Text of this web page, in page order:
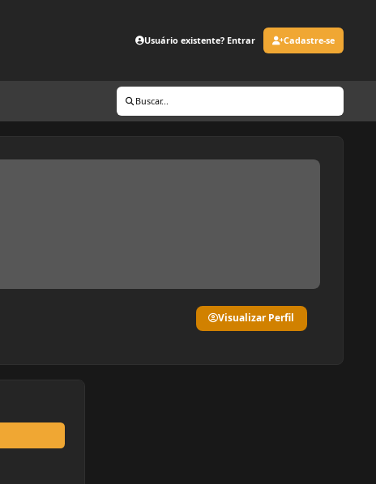
Usuário existente? Entrar Cadastre-se
Buscar...
Visualizar Perfil